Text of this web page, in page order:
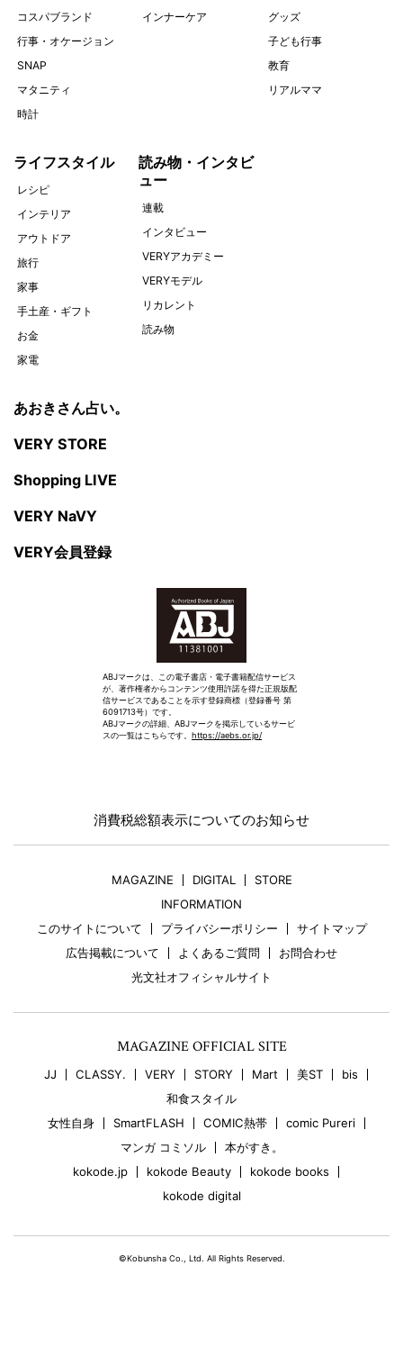
コスパブランド
行事・オケージョン
SNAP
マタニティ
時計
インナーケア
グッズ
子ども行事
教育
リアルママ
ライフスタイル
レシピ
インテリア
アウトドア
旅行
家事
手土産・ギフト
お金
家電
読み物・インタビ
ュー
連載
インタビュー
VERYアカデミー
VERYモデル
リカレント
読み物
あおきさん占い。
VERY STORE
Shopping LIVE
VERY NaVY
VERY会員登録
ABJマークは、この電子書店・電子書籍配信サービス
が、著作権者からコンテンツ使用許諾を得た正規版配
信サービスであることを示す登録商標（登録番号 第
6091713号）です。
ABJマークの詳細、ABJマークを掲示しているサービ
スの一覧はこちらです。 https://aebs.or.jp/
消費税総額表示についてのお知らせ
MAGAZINE DIGITAL
STORE
INFORMATION
このサイトについて
プライバシーポリシー
サイトマップ
広告掲載について
よくあるご質問
お問合わせ
光文社オフィシャルサイト
MAGAZINE OFFICIAL SITE
JJ CLASSY. VERY STORY Mart 美ST
bis
和食スタイル
女性自身
SmartFLASH COMIC熱帯
comic Pureri
マンガ コミソル
本がすき。
kokode.jp
kokode Beauty
kokode books
kokode digital
©Kobunsha Co., Ltd. All Rights Reserved.